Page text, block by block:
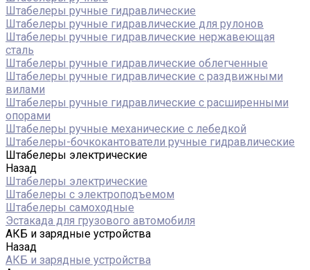
Штабелеры ручные гидравлические
Штабелеры ручные гидравлические для рулонов
Штабелеры ручные гидравлические нержавеющая
сталь
Штабелеры ручные гидравлические облегченные
Штабелеры ручные гидравлические с раздвижными
вилами
Штабелеры ручные гидравлические с расширенными
опорами
Штабелеры ручные механические с лебедкой
Штабелеры-бочкокантователи ручные гидравлические
Штабелеры электрические
Назад
Штабелеры электрические
Штабелеры с электроподъемом
Штабелеры самоходные
Эстакада для грузового автомобиля
АКБ и зарядные устройства
Назад
АКБ и зарядные устройства